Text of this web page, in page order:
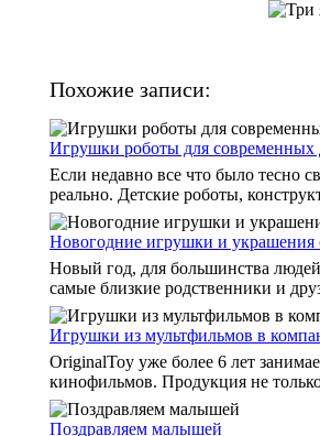
Похожие записи:
Игрушки роботы для современных
Если недавно все что было тесно
реально. Детские роботы,
Новогодние игрушки и украшения
Новый год, для большинства
самые близкие родственники и
Игрушки из мультфильмов в
OriginalToy уже более 6 лет
кинофильмов. Продукция не
Поздравляем малышей